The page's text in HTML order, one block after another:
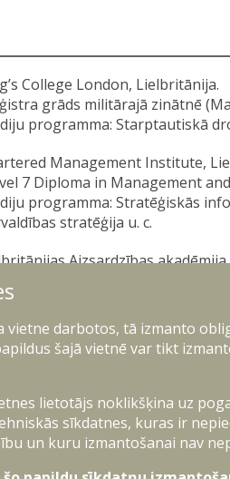
College London, Lielbritānija.
grāds militārajā zinātnē
programma: Starptautiskā
Management Institute,
7 Diploma in Management
programma: Stratēģiskās
stratēģija u. c.
Aizsardzības akadēmija.
spēku Štāba koledžas
Staff College Advanced
programma: Militārā
operācijas u. c.
Jona Žemaiša Lietuvas
vadības un štāba virsnieka
programma: Militārā vadība
Aizsardzības spēku
vietne darbotos, tā izmanto
šajā vietnē var tikt
lietotājs noklikšķina uz
sīkdatnes, kuras ir
un kuru izmantošanai nav